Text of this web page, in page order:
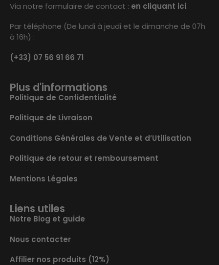
Via notre formulaire de contact : en cliquant ici.
Par téléphone (De lundi à jeudi et le dimanche de 07h
à 16h) :
(+33) 07 56 91 66 71
Plus d'informations
Politique de Confidentialité
Politique de Livraison
Conditions Générales de Vente et d’Utilisation
Politique de retour et remboursement
Mentions Légales
Liens utiles
Notre Blog et guide
Nous contacter
Affilier nos produits (12%)